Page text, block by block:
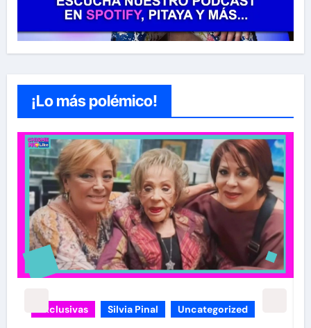
¡Lo más polémico!
carolina Sandoval Exclusivas